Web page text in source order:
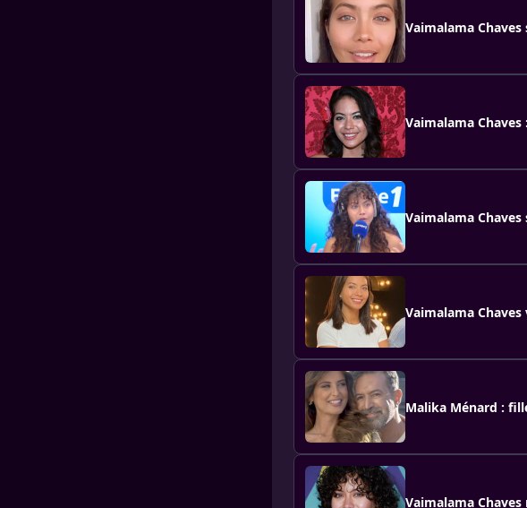
Vaimalama
Vaimalama
Vaimalama Chaves
Vaimalama
Malika Ménard :
Vaimalama